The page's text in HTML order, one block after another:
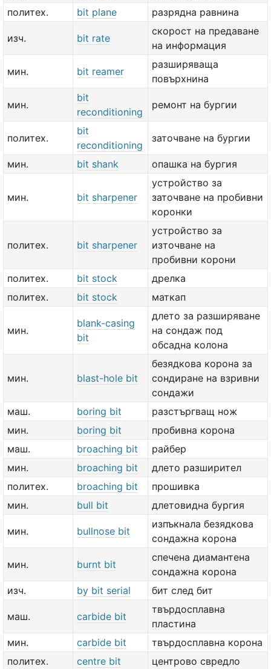
политех.
bit plane разрядна равнина
изч. bit rate
скорост на предаване
на информация
мин. bit reamer
разширяваща
повърхнина
мин.
bit
reconditioning
ремонт на бургии
политех.
bit
reconditioning
заточване на бургии
мин. bit shank опашка на бургия
мин. bit sharpener
устройство за
заточване на пробивни
коронки
политех. bit sharpener
устройство за
източване на
пробивни корони
политех.
bit stock
дрелка
политех.
bit stock маткап
мин.
blank-casing
bit
длето за разширяване
на сондаж под
обсадна колона
мин. blast-hole bit
безядкова корона за
сондиране на взривни
сондажи
маш.
boring bit
разстъргващ нож
мин.
boring bit
пробивна корона
маш.
broaching bit
райбер
мин.
broaching bit
длето разширител
политех.
broaching bit
прошивка
мин.
bull bit длетовидна бургия
мин. bullnose bit
изпъкнала безядкова
сондажна корона
мин. burnt bit
спечена диамантена
сондажна корона
изч.
by bit serial бит след бит
маш. carbide bit
твърдосплавна
пластина
мин.
carbide bit
твърдосплавна корона
политех.
centre bit центрово свредло